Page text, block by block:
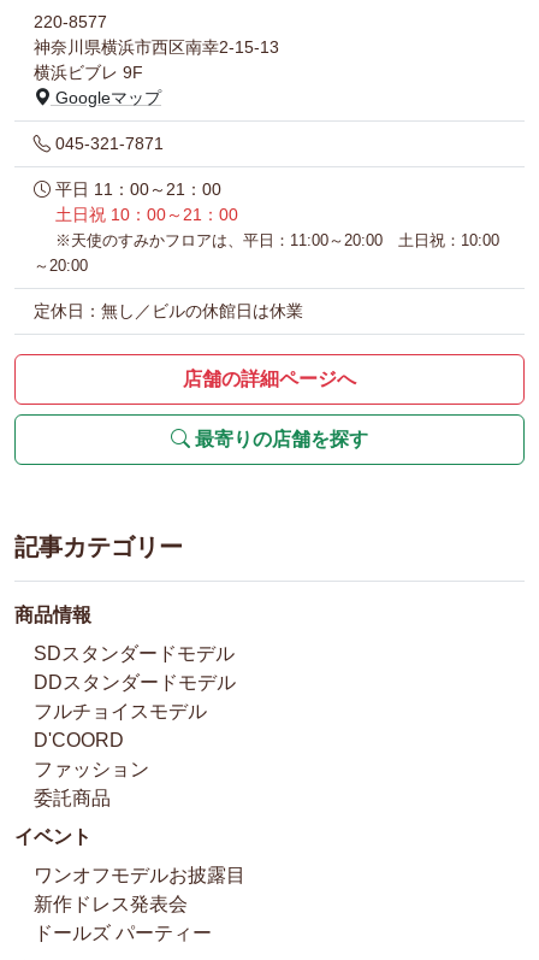
220-8577
神奈川県横浜市西区南幸2-15-13
横浜ビブレ 9F
Googleマップ
045-321-7871
平日 11：00～21：00
土日祝 10：00～21：00
※天使のすみかフロアは、平日：11:00～20:00 土日祝：10:00
～20:00
定休日：無し／ビルの休館日は休業
店舗の詳細ページへ
最寄りの店舗を探す
記事カテゴリー
商品情報
SDスタンダードモデル
DDスタンダードモデル
フルチョイスモデル
D'COORD
ファッション
委託商品
イベント
ワンオフモデルお披露目
新作ドレス発表会
ドールズ パーティー